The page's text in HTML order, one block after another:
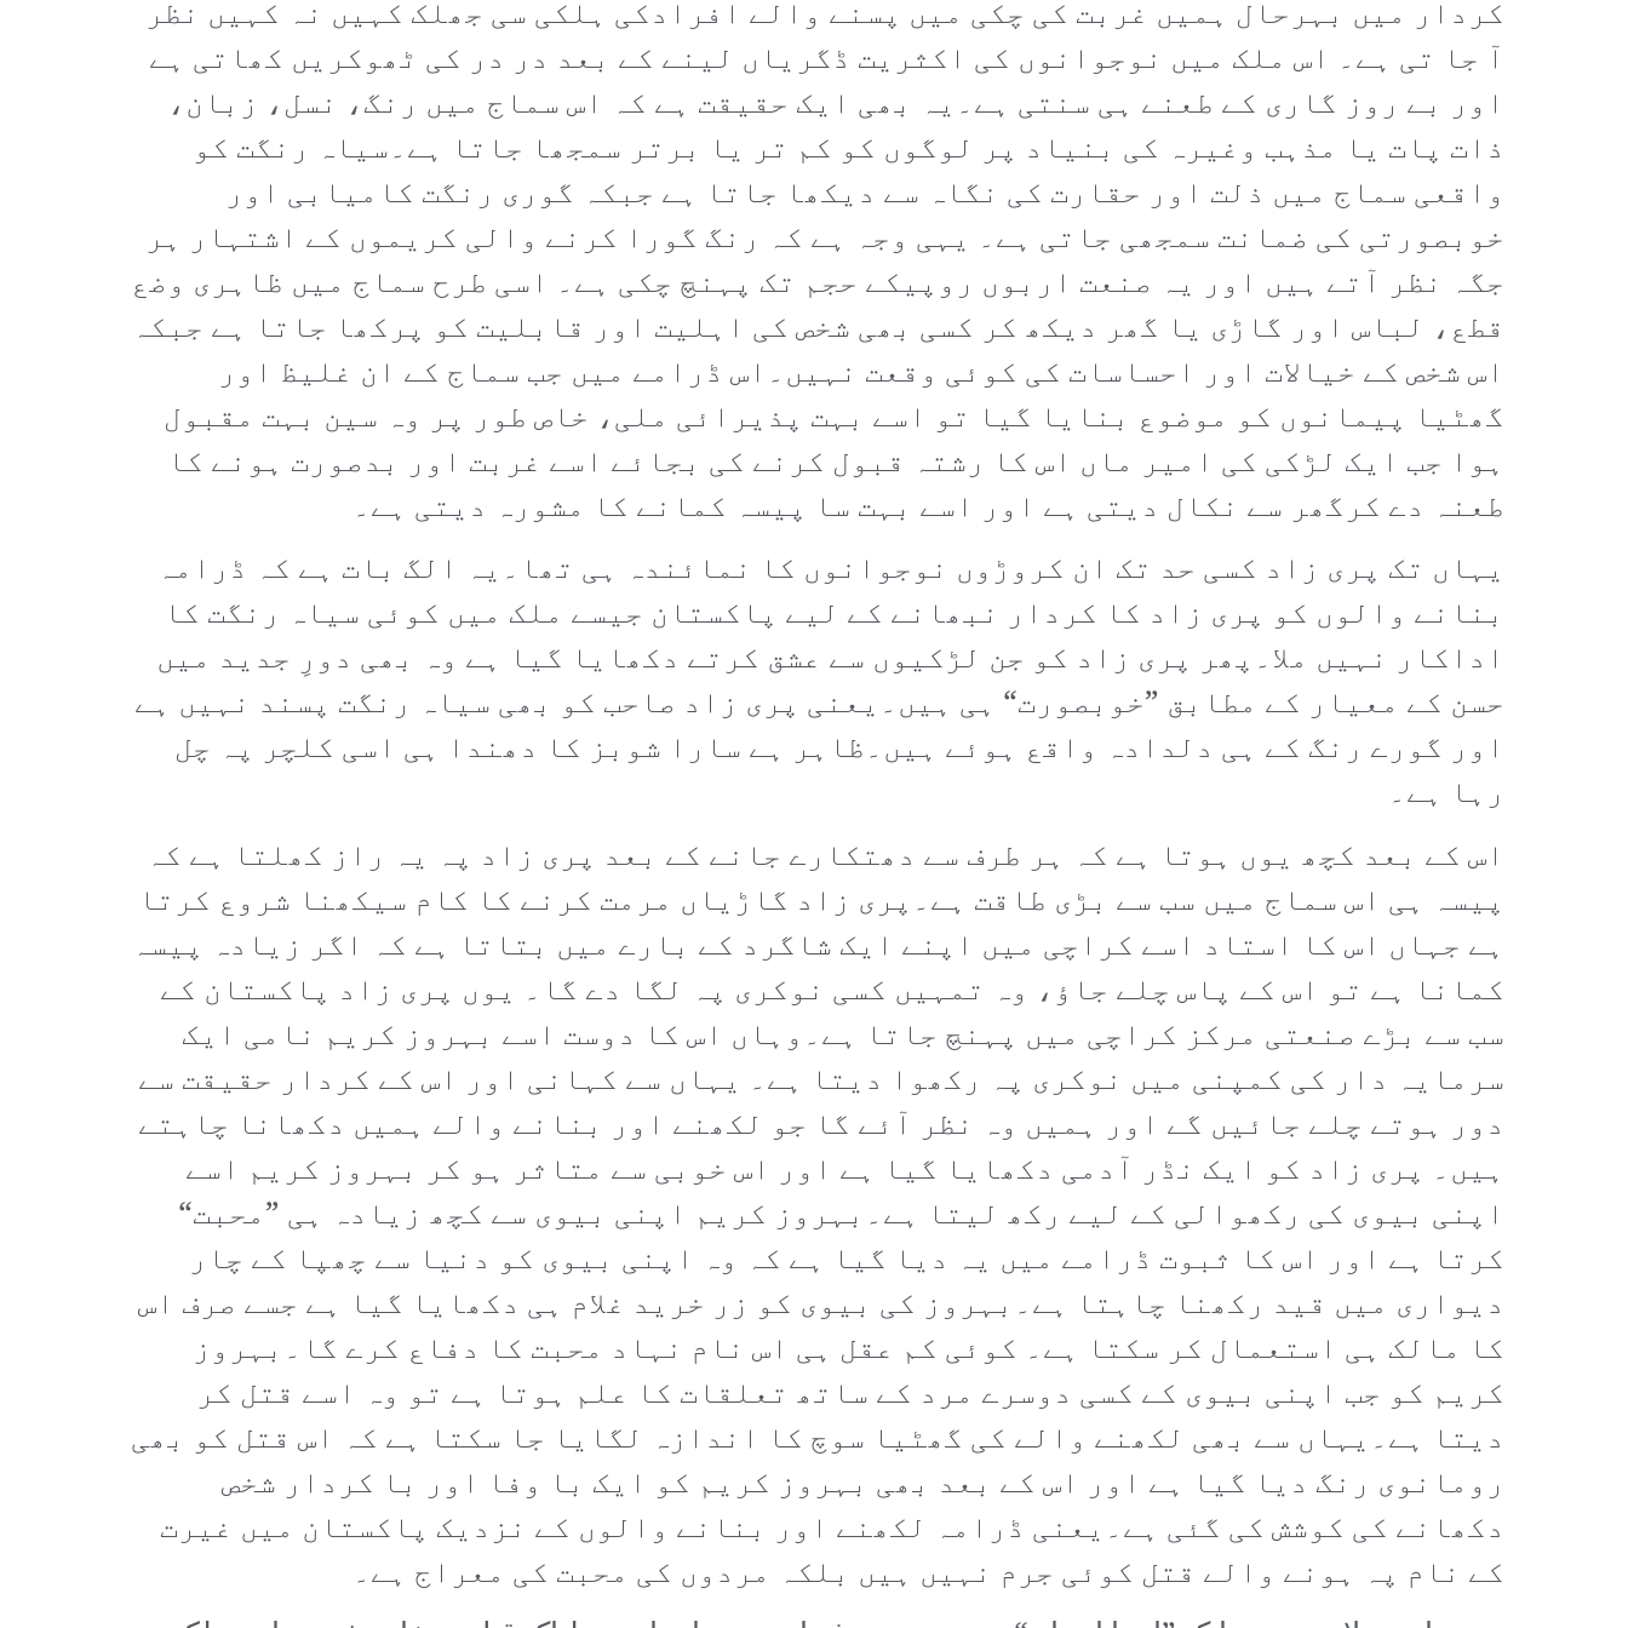
کردار میں بہرحال ہمیں غربت کی چکی میں پسنے والے افرادکی ہلکی سی جھلک کہیں نہ کہیں نظر
آ جا تی ہے۔ اس ملک میں نوجوانوں کی اکثریت ڈگریاں لینے کے بعد در در کی ٹھوکریں کھاتی ہے
اور بے روز گاری کے طعنے ہی سنتی ہے۔یہ بھی ایک حقیقت ہے کہ اس سماج میں رنگ، نسل، زبان،
ذات پات یا مذہب وغیرہ کی بنیاد پر لوگوں کو کم تر یا برتر سمجھا جاتا ہے۔سیاہ رنگت کو
واقعی سماج میں ذلت اور حقارت کی نگاہ سے دیکھا جاتا ہے جبکہ گوری رنگت کامیابی اور
خوبصورتی کی ضمانت سمجھی جاتی ہے۔ یہی وجہ ہے کہ رنگ گورا کرنے والی کریموں کے اشتہار ہر
جگہ نظر آتے ہیں اور یہ صنعت اربوں روپیکے حجم تک پہنچ چکی ہے۔ اسی طرح سماج میں ظاہری وضع
قطع، لباس اور گاڑی یا گھر دیکھ کر کسی بھی شخص کی اہلیت اور قابلیت کو پرکھا جاتا ہے جبکہ
اس شخص کے خیالات اور احساسات کی کوئی وقعت نہیں۔اس ڈرامے میں جب سماج کے ان غلیظ اور
گھٹیا پیمانوں کو موضوع بنایا گیا تو اسے بہت پذیرائی ملی، خاص طور پر وہ سین بہت مقبول
ہوا جب ایک لڑکی کی امیر ماں اس کا رشتہ قبول کرنے کی بجائے اسے غربت اور بدصورت ہونے کا
طعنہ دے کرگھر سے نکال دیتی ہے اور اسے بہت سا پیسہ کمانے کا مشورہ دیتی ہے۔
یہاں تک پری زاد کسی حد تک ان کروڑوں نوجوانوں کا نمائندہ ہی تھا۔یہ الگ بات ہے کہ ڈرامہ
بنانے والوں کو پری زاد کا کردار نبھانے کے لیے پاکستان جیسے ملک میں کوئی سیاہ رنگت کا
اداکار نہیں ملا۔پھر پری زاد کو جن لڑکیوں سے عشق کرتے دکھایا گیا ہے وہ بھی دورِ جدید میں
حسن کے معیار کے مطابق ”خوبصورت“ ہی ہیں۔یعنی پری زاد صاحب کو بھی سیاہ رنگت پسند نہیں ہے
اور گورے رنگ کے ہی دلدادہ واقع ہوئے ہیں۔ظاہر ہے سارا شوبز کا دھندا ہی اسی کلچر پہ چل
رہا ہے۔
اس کے بعد کچھ یوں ہوتا ہے کہ ہر طرف سے دھتکارے جانے کے بعد پری زاد پہ یہ راز کھلتا ہے کہ
پیسہ ہی اس سماج میں سب سے بڑی طاقت ہے۔پری زاد گاڑیاں مرمت کرنے کا کام سیکھنا شروع کرتا
ہے جہاں اس کا استاد اسے کراچی میں اپنے ایک شاگرد کے بارے میں بتاتا ہے کہ اگر زیادہ پیسہ
کمانا ہے تو اس کے پاس چلے جاؤ، وہ تمہیں کسی نوکری پہ لگا دے گا۔ یوں پری زاد پاکستان کے
سب سے بڑے صنعتی مرکز کراچی میں پہنچ جاتا ہے۔وہاں اس کا دوست اسے بہروز کریم نامی ایک
سرمایہ دار کی کمپنی میں نوکری پہ رکھوا دیتا ہے۔ یہاں سے کہانی اور اس کے کردار حقیقت سے
دور ہوتے چلے جائیں گے اور ہمیں وہ نظر آئے گا جو لکھنے اور بنانے والے ہمیں دکھانا چاہتے
ہیں۔ پری زاد کو ایک نڈر آدمی دکھایا گیا ہے اور اس خوبی سے متاثر ہو کر بہروز کریم اسے
اپنی بیوی کی رکھوالی کے لیے رکھ لیتا ہے۔بہروز کریم اپنی بیوی سے کچھ زیادہ ہی ”محبت“
کرتا ہے اور اس کا ثبوت ڈرامے میں یہ دیا گیا ہے کہ وہ اپنی بیوی کو دنیا سے چھپا کے چار
دیواری میں قید رکھنا چاہتا ہے۔بہروز کی بیوی کو زر خرید غلام ہی دکھایا گیا ہے جسے صرف اس
کا مالک ہی استعمال کر سکتا ہے۔ کوئی کم عقل ہی اس نام نہاد محبت کا دفاع کرے گا۔بہروز
کریم کو جب اپنی بیوی کے کسی دوسرے مرد کے ساتھ تعلقات کا علم ہوتا ہے تو وہ اسے قتل کر
دیتا ہے۔یہاں سے بھی لکھنے والے کی گھٹیا سوچ کا اندازہ لگایا جا سکتا ہے کہ اس قتل کو بھی
رومانوی رنگ دیا گیا ہے اور اس کے بعد بھی بہروز کریم کو ایک با وفا اور با کردار شخص
دکھانے کی کوشش کی گئی ہے۔یعنی ڈرامہ لکھنے اور بنانے والوں کے نزدیک پاکستان میں غیرت
کے نام پہ ہونے والے قتل کوئی جرم نہیں ہیں بلکہ مردوں کی محبت کی معراج ہے۔